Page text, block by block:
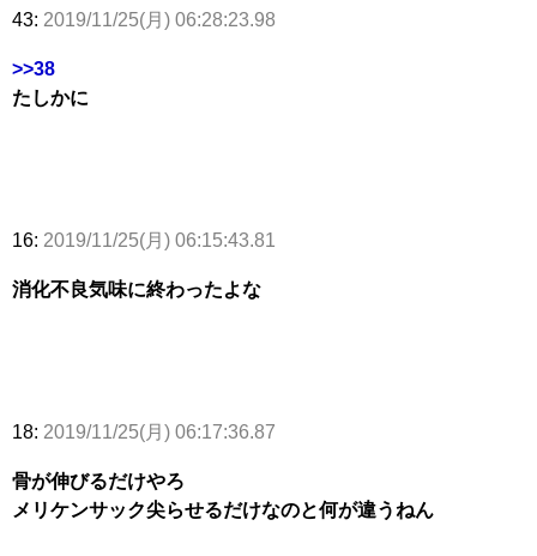
43: 2019/11/25(月) 06:28:23.98
>>38
たしかに
16: 2019/11/25(月) 06:15:43.81
消化不良気味に終わったよな
18: 2019/11/25(月) 06:17:36.87
骨が伸びるだけやろ
メリケンサック尖らせるだけなのと何が違うねん